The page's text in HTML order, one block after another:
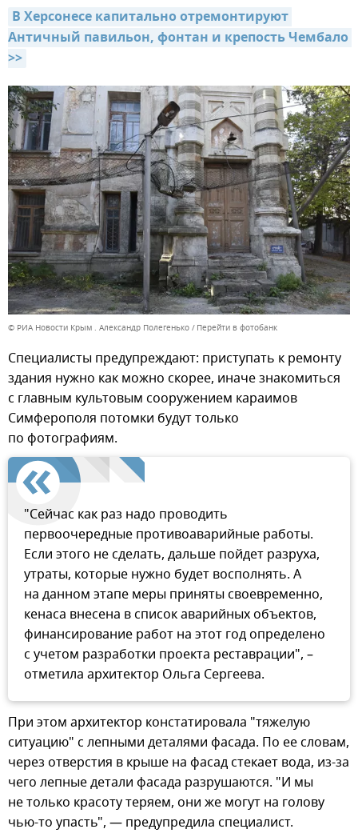
В Херсонесе капитально отремонтируют
Античный павильон, фонтан и крепость Чембало
>>
© РИА Новости Крым . Александр Полегенько Перейти в фотобанк
Специалисты предупреждают: приступать к ремонту
здания нужно как можно скорее, иначе знакомиться
с главным культовым сооружением караимов
Симферополя потомки будут только
по фотографиям.
"Сейчас как раз надо проводить
первоочередные противоаварийные работы.
Если этого не сделать, дальше пойдет разруха,
утраты, которые нужно будет восполнять. А
на данном этапе меры приняты своевременно,
кенаса внесена в список аварийных объектов,
финансирование работ на этот год определено
с учетом разработки проекта реставрации", –
отметила архитектор Ольга Сергеева.
При этом архитектор констатировала "тяжелую
ситуацию" с лепными деталями фасада. По ее словам,
через отверстия в крыше на фасад стекает вода, из-за
чего лепные детали фасада разрушаются. "И мы
не только красоту теряем, они же могут на голову
чью-то упасть", — предупредила специалист.